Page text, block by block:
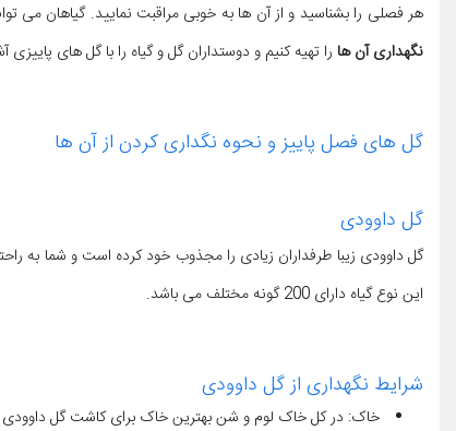
هر فصلی را بشناسید و از آن ها به خوبی مراقبت نمایید. گیاهان
نگهداری آن ها را تهیه کنیم و دوستداران گل و گیاه را با گل های
گل های فصل پاییز و نحوه نگداری کردن از آن ها
گل داوودی
گل داوودی زیبا طرفداران زیادی را مجذوب خود کرده است و شما به
این نوع گیاه دارای 200 گونه مختلف می باشد.
شرایط نگهداری از گل داوودی
خاک: در کل خاک لوم و شن بهترین خاک برای کاشت گل داوودی